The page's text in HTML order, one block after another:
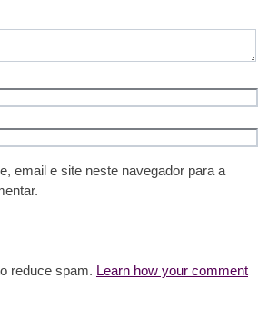
email e site neste navegador para a
reduce spam. Learn how your comment